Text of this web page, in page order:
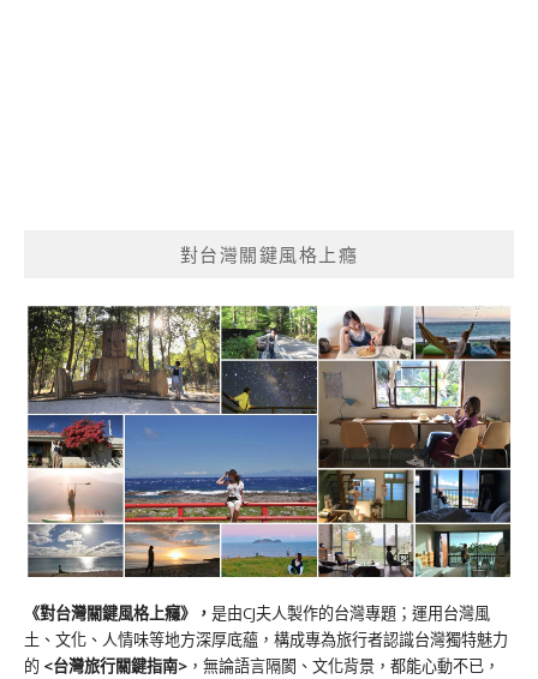
對台灣關鍵風格上癮
《對台灣關鍵風格上癮》 ， 是由CJ夫人製作的台灣專題；運用台灣風
土、文化、人情味等地方深厚底蘊，構成專為旅行者認識台灣獨特魅力
的 <台灣旅行關鍵指南> ，無論語言隔閡、文化背景，都能心動不已，